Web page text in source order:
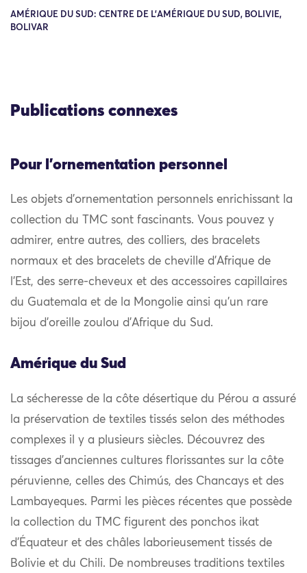
AMÉRIQUE DU SUD: CENTRE DE L'AMÉRIQUE DU SUD, BOLIVIE,
BOLIVAR
Publications connexes
Pour l'ornementation personnel
Les objets d’ornementation personnels enrichissant la
collection du TMC sont fascinants. Vous pouvez y
admirer, entre autres, des colliers, des bracelets
normaux et des bracelets de cheville d’Afrique de
l’Est, des serre-cheveux et des accessoires capillaires
du Guatemala et de la Mongolie ainsi qu’un rare
bijou d’oreille zoulou d’Afrique du Sud.
Amérique du Sud
La sécheresse de la côte désertique du Pérou a assuré
la préservation de textiles tissés selon des méthodes
complexes il y a plusieurs siècles. Découvrez des
tissages d’anciennes cultures florissantes sur la côte
péruvienne, celles des Chimús, des Chancays et des
Lambayeques. Parmi les pièces récentes que possède
la collection du TMC figurent des ponchos ikat
d’Équateur et des châles laborieusement tissés de
Bolivie et du Chili. De nombreuses traditions textiles